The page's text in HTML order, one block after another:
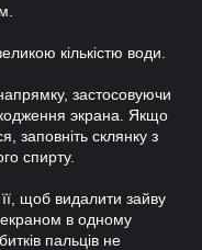
кількістю води.
застосовуючи
экрана. Якщо
заповніть склянку з
спирту.
її, щоб видалити зайву
екраном в одному
пальців не